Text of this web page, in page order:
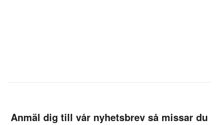
Anmäl dig till vår nyhetsbrev så missar du